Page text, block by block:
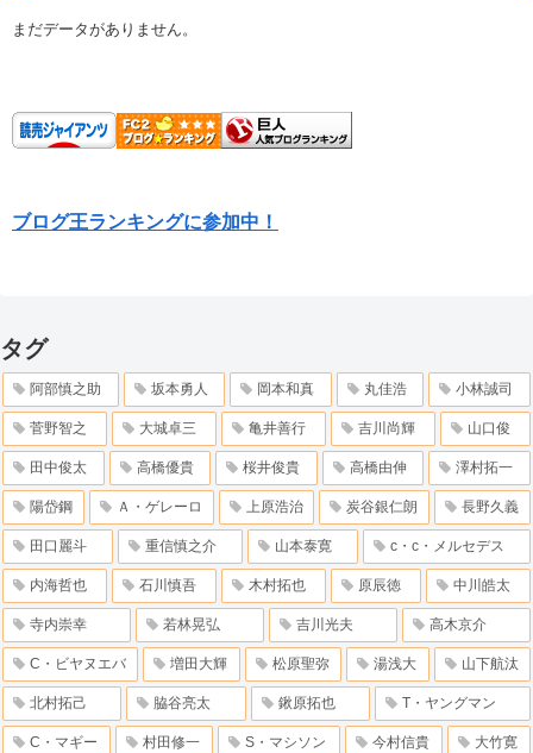
まだデータがありません。
ブログ王ランキングに参加中！
タグ
阿部慎之助 坂本勇人 岡本和真 丸佳浩 小林誠司
菅野智之 大城卓三 亀井善行 吉川尚輝 山口俊
田中俊太 高橋優貴 桜井俊貴 高橋由伸 澤村拓一
陽岱鋼 Ａ・ゲレーロ 上原浩治 炭谷銀仁朗 長野久義
田口麗斗 重信慎之介 山本泰寛 c・c・メルセデス
内海哲也 石川慎吾 木村拓也 原辰徳 中川皓太
寺内崇幸 若林晃弘 吉川光夫 高木京介
C・ビヤヌエバ 増田大輝 松原聖弥 湯浅大 山下航汰
北村拓己 脇谷亮太 鍬原拓也 T・ヤングマン
C・マギー 村田修一 S・マシソン 今村信貴 大竹寛